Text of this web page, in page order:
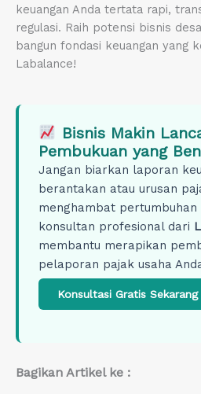
keuangan Anda tertata rapi,
regulasi. Raih potensi bisnis
bangun fondasi keuangan yang
Labalance!
Bisnis Makin
Pembukuan yang
Jangan biarkan laporan
berantakan atau urusan
menghambat pertumbuhan
konsultan profesional dari
membantu merapikan
pelaporan pajak usaha
Konsultasi Gratis Sekarang
Bagikan Artikel ke :